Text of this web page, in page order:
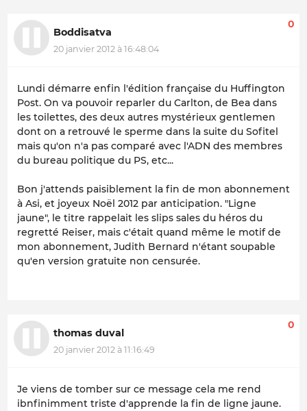
Boddisatva
20 janvier 2012 à 16:48:04
0
Lundi démarre enfin l'édition française du Huffington
Post. On va pouvoir reparler du Carlton, de Bea dans
les toilettes, des deux autres mystérieux gentlemen
dont on a retrouvé le sperme dans la suite du Sofitel
mais qu'on n'a pas comparé avec l'ADN des membres
du bureau politique du PS, etc...
Bon j'attends paisiblement la fin de mon abonnement
à Asi, et joyeux Noël 2012 par anticipation. "Ligne
jaune", le titre rappelait les slips sales du héros du
regretté Reiser, mais c'était quand même le motif de
mon abonnement, Judith Bernard n'étant soupable
qu'en version gratuite non censurée.
thomas duval
20 janvier 2012 à 11:16:49
0
Je viens de tomber sur ce message cela me rend
ibnfinimment triste d'apprende la fin de ligne jaune.